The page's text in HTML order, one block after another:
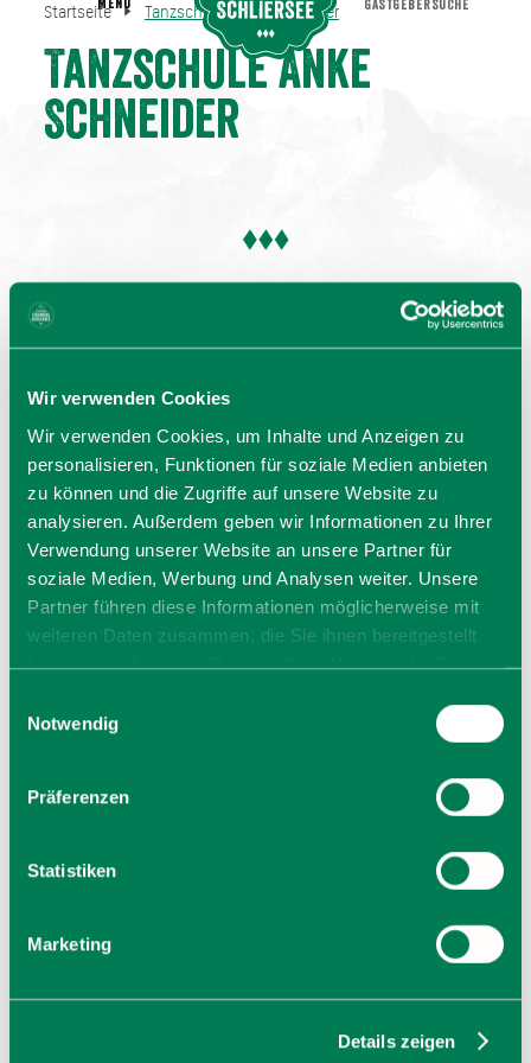
Wir verwenden Cookies
Wir verwenden Cookies, um Inhalte und Anzeigen zu
personalisieren, Funktionen für soziale Medien anbieten
zu können und die Zugriffe auf unsere Website zu
analysieren. Außerdem geben wir Informationen zu Ihrer
Verwendung unserer Website an unsere Partner für
soziale Medien, Werbung und Analysen weiter. Unsere
Partner führen diese Informationen möglicherweise mit
weiteren Daten zusammen, die Sie ihnen bereitgestellt
haben oder die sie im Rahmen Ihrer Nutzung der Dienste
Cookies, wenn Sie unsere Webseite weiterhin nutzen.
Notwendig
Präferenzen
Statistiken
Marketing
Details zeigen
Startseite Tanzschule Anke Schneider
Tanzschule Anke
Schneider
83666 Waakirchen
E-Mail
Startseite Tanzschule Anke Schneider
MENU GASTGEBERSUCHE